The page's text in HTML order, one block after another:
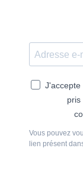
J'accepte
pris
Vous pouvez
lien présent